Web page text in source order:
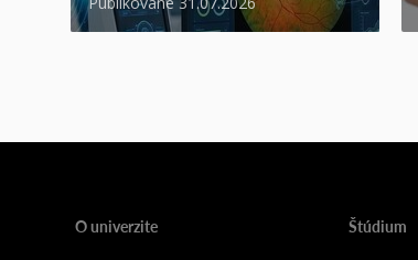
O univerzite Štúdium